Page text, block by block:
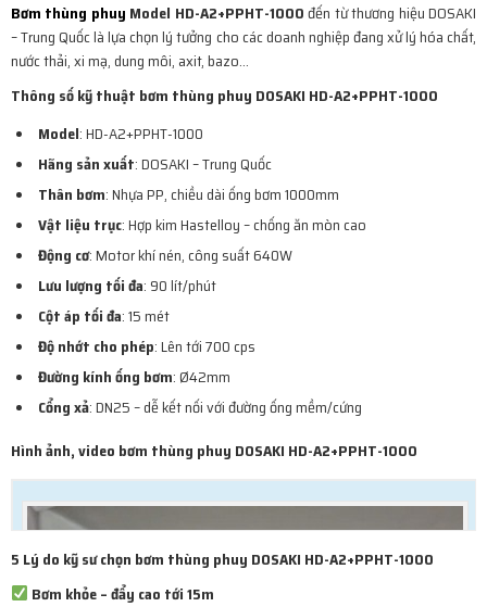
Bơm thùng phuy Model HD-A2+PPHT-1000đến từ thương hiệu DOSAKI
– Trung Quốc là lựa chọn lý tưởng cho các doanh nghiệp đang xử lý hóa chất,
nước thải, xi mạ, dung môi, axit, bazo…
Thông số kỹ thuật bơm thùng phuy DOSAKI HD-A2+PPHT-1000
Model: HD-A2+PPHT-1000
Hãng sản xuất: DOSAKI – Trung Quốc
Thân bơm: Nhựa PP, chiều dài ống bơm 1000mm
Vật liệu trục: Hợp kim Hastelloy – chống ăn mòn cao
Động cơ: Motor khí nén, công suất 640W
Lưu lượng tối đa: 90 lít/phút
Cột áp tối đa: 15 mét
Độ nhớt cho phép: Lên tới 700 cps
Đường kính ống bơm: Ø42mm
Cổng xả: DN25 – dễ kết nối với đường ống mềm/cứng
Hình ảnh, video bơm thùng phuy DOSAKI HD-A2+PPHT-1000
5 Lý do kỹ sư chọn bơm thùng phuy DOSAKI HD-A2+PPHT-1000
Bơm khỏe – đẩy cao tới 15m